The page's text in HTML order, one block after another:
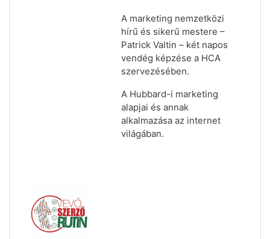
A marketing nemzetközi
hírű és sikerű mestere –
Patrick Valtin – két napos
vendég képzése a HCA
szervezésében.
A Hubbard-i marketing
alapjai és annak
alkalmazása az internet
világában.